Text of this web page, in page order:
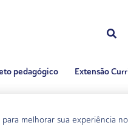
melhorar sua experiência
pedagógico Extensão